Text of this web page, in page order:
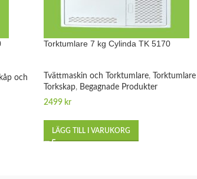
och
Torktumlare 7 kg Cylinda TK 5170
Tvättmaskin och Torktumlare,
Torktumlare |
Torkskap, Begagnade Produkter
2499 kr
LÄGG TILL I VARUKORG